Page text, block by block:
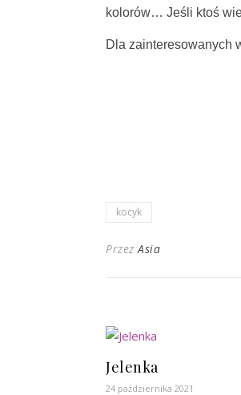
kolorów… Jeśli ktoś
Dla zainteresowanych
kocyk
PrzezAsia
Jelenka
24 października 2021